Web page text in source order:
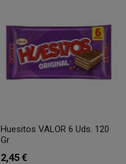
Huesitos VALOR 6 Uds. 120
Gr
2,45 €